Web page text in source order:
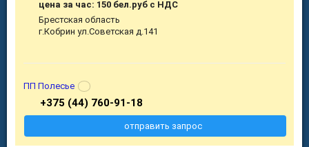
цена за час: 150 бел.руб с НДС
Брестская область
г.Кобрин ул.Советская д.141
ПП Полесье
+375 (44) 760-91-18
отправить запрос